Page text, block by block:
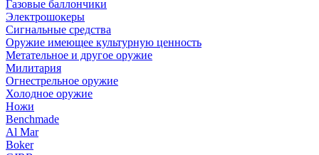
Газовые баллончики
Электрошокеры
Сигнальные средства
Оружие имеющее культурную ценность
Метательное и другое оружие
Милитария
Огнестрельное оружие
Холодное оружие
Ножи
Benchmade
Al Mar
Boker